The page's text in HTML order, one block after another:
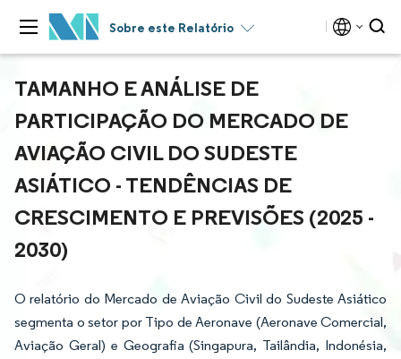
Sobre este Relatório
TAMANHO E ANÁLISE DE
PARTICIPAÇÃO DO MERCADO DE
AVIAÇÃO CIVIL DO SUDESTE
ASIÁTICO - TENDÊNCIAS DE
CRESCIMENTO E PREVISÕES (2025 -
2030)
O relatório do Mercado de Aviação Civil do Sudeste Asiático
segmenta o setor por Tipo de Aeronave (Aeronave Comercial,
Aviação Geral) e Geografia (Singapura, Tailândia, Indonésia,